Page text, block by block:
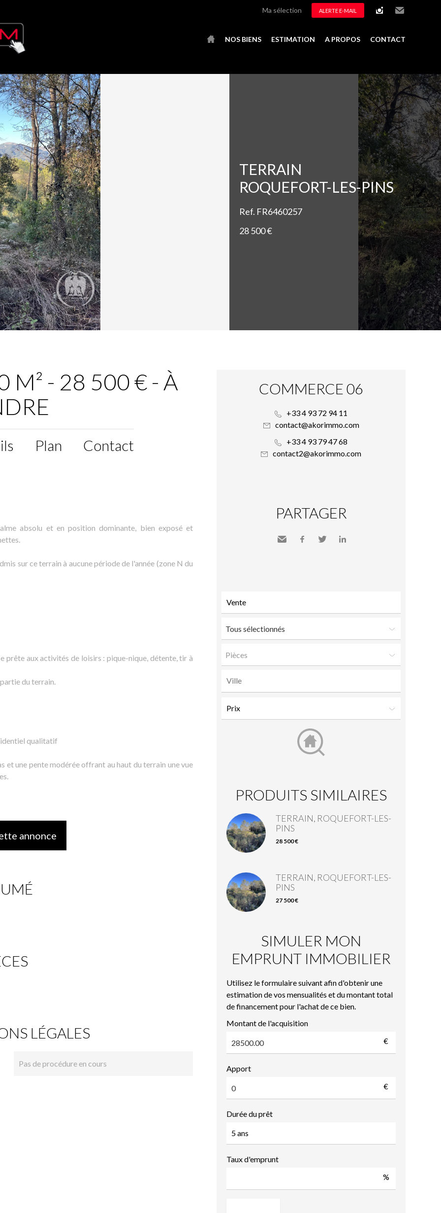
Ma sélection ALERTE E-MAIL
NOS BIENS ESTIMATION A PROPOS CONTACT
TERRAIN
ROQUEFORT-LES-PINS
Ref. FR6460257
28 500 €
M² - 28 500 € - À
Plan Contact
absolu et en position dominante, bien exposé et
sur ce terrain à aucune période de l'année (zone N du
prête aux activités de loisirs : pique-nique, détente, tir à
du terrain.
qualitatif
et une pente modérée offrant au haut du terrain une vue
annonce
LÉGALES
Pas de procédure en cours
COMMERCE 06
+33 4 93 72 94 11
contact@akorimmo.com
+33 4 93 79 47 68
contact2@akorimmo.com
PARTAGER
Tous sélectionnés
Pièces
PRODUITS SIMILAIRES
TERRAIN, ROQUEFORT-LES-
PINS
28 500 €
TERRAIN, ROQUEFORT-LES-
PINS
27 500 €
SIMULER MON
EMPRUNT IMMOBILIER
Utilisez le formulaire suivant afin d'obtenir une
estimation de vos mensualités et du montant total
de financement pour l'achat de ce bien.
Montant de l'acquisition
€
Apport
€
Durée du prêt
Taux d'emprunt
%